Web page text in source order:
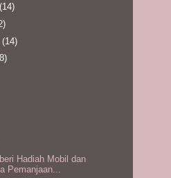
(14)
(14)
Hadiah Mobil dan
Pemanjaan...